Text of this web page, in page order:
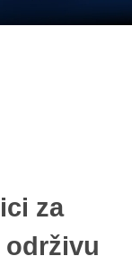
za
održivu